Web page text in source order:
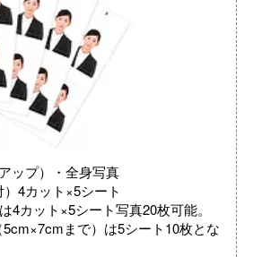
ップ）・全身写真
4カット×5シート
4カット×5シート写真20枚可能。
まで）は5シート10枚とな